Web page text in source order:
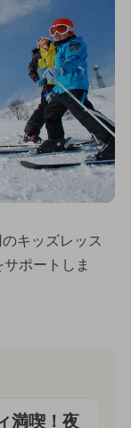
キッズレッス
ポートしま
満喫！夜